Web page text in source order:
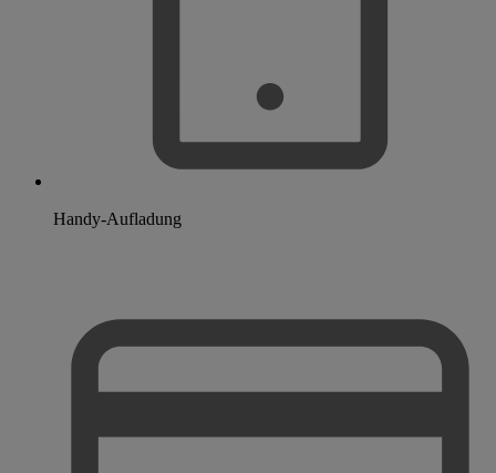
Handy-Aufladung